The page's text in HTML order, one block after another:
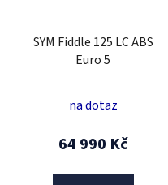
SYM Fiddle 125 LC ABS
Euro 5
na dotaz
64 990 Kč